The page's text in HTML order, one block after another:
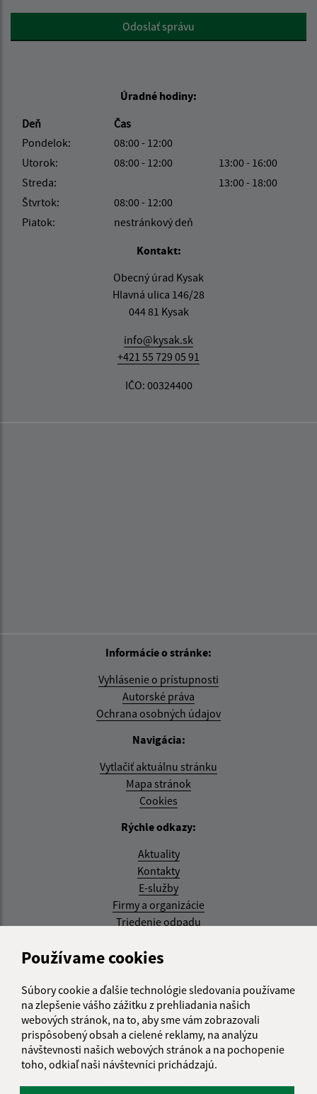
Používame cookies
Súbory cookie a ďalšie technológie sledovania používame
na zlepšenie vášho zážitku z prehliadania našich
webových stránok, na to, aby sme vám zobrazovali
prispôsobený obsah a cielené reklamy, na analýzu
návštevnosti našich webových stránok a na pochopenie
toho, odkiaľ naši návštevníci prichádzajú.
Google reCaptcha ResponseOdoslať správu
Úradné hodiny:
Deň
Čas
Pondelok:
08:00 - 12:00
Utorok:
08:00 - 12:00
13:00 - 16:00
Streda:
13:00 - 18:00
Štvrtok:
08:00 - 12:00
Piatok:
nestránkový deň
Kontakt:
Obecný úrad Kysak
Hlavná ulica 146/28
044 81 Kysak
info@kysak.sk
+421 55 729 05 91
IČO: 00324400
Informácie o stránke:
Vyhlásenie o prístupnosti
Autorské práva
Ochrana osobných údajov
Navigácia:
Vytlačiť aktuálnu stránku
Mapa stránok
Cookies
Rýchle odkazy:
Aktuality
Kontakty
E-služby
Firmy a organizácie
Triedenie odpadu
Aktualizované:
RSS
Správca obsahu:
Správca obsahu je Obec Kysak.
Vytvorené v súlade sJednotným dizajn manuálom
elektronických služieb.